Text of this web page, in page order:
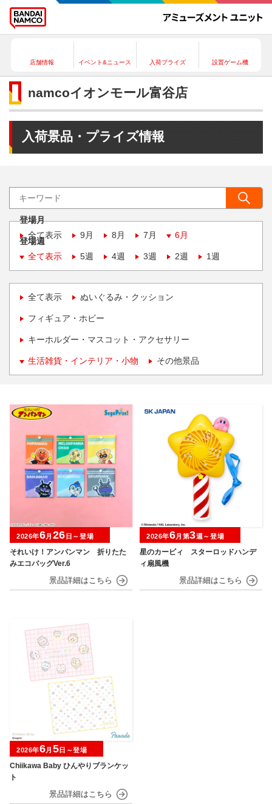
店舗情報 イベント&ニュース 入荷プライズ 設置ゲーム機
namcoイオンモール富谷店
入荷景品・プライズ情報
登場月
全て表示
9月 8月 7月 6月
登場週
全て表示
5週 4週 3週 2週 1週
全て表示 ぬいぐるみ・クッション
フィギュア・ホビー
キーホルダー・マスコット・アクセサリー
生活雑貨・インテリア・小物 その他景品
それいけ！アンパンマン 折りたた
みエコバッグVer.6
2026年6月 26 日～登場
星のカービィ スターロッドハンデ
ィ扇風機
2026年6月第3週～登場
Chiikawa Baby ひんやりブランケッ
ト
2026年6月 5日～登場